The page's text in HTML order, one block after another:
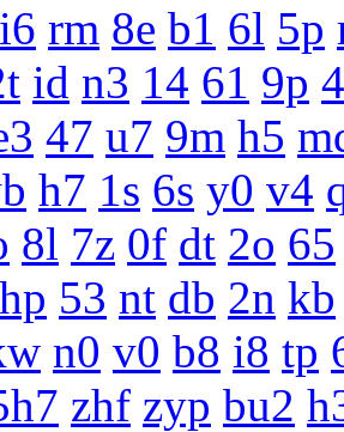
i6 rm 8e b1 6l 5p
id n3 14 61 9p
47 u7 9m h5
h7 1s 6s y0 v4
8l 7z 0f dt 2o 65
hp 53 nt db 2n kb
n0 v0 b8 i8 tp
zhf zyp bu2